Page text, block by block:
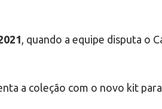
, quando a equipe disputa o
a coleção com o novo kit